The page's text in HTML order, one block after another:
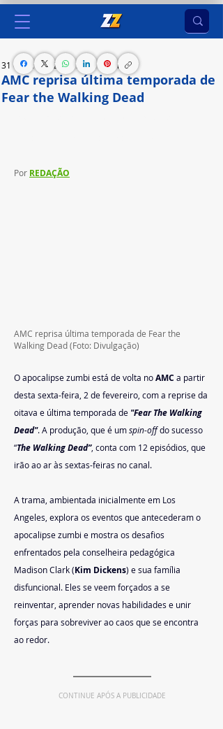
AMC reprisa última temporada de
Fear the Walking Dead
31 de jan. de 2024 1 min de leitura
Por REDAÇÃO
AMC reprisa última temporada de Fear the
Walking Dead (Foto: Divulgação)
O apocalipse zumbi está de volta no AMC a partir
desta sexta-feira, 2 de fevereiro, com a reprise da
oitava e última temporada de "Fear The Walking
Dead". A produção, que é um spin-off do sucesso
“The Walking Dead”, conta com 12 episódios, que
irão ao ar às sextas-feiras no canal.
A trama, ambientada inicialmente em Los
Angeles, explora os eventos que antecederam o
apocalipse zumbi e mostra os desafios
enfrentados pela conselheira pedagógica
Madison Clark (Kim Dickens) e sua família
disfuncional. Eles se veem forçados a se
reinventar, aprender novas habilidades e unir
forças para sobreviver ao caos que se encontra
ao redor.
CONTINUE APÓS A PUBLICIDADE